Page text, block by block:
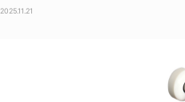
2025.11.21